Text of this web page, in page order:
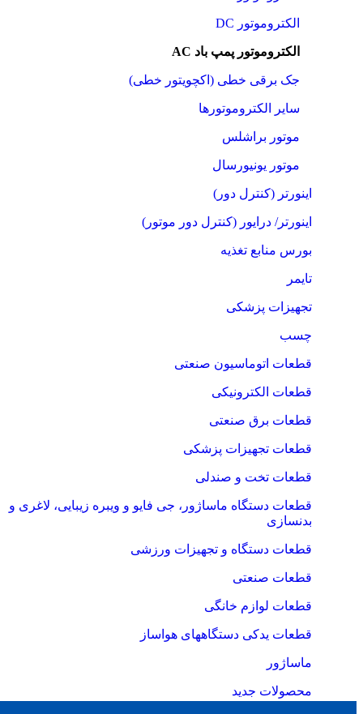
الکتروموتور DC
الکتروموتور پمپ باد AC
جک برقی خطی (اکچویتور خطی)
سایر الکتروموتورها
موتور براشلس
موتور یونیورسال
اینورتر (کنترل دور)
اینورتر/ درایور (کنترل دور موتور)
بورس منابع تغذیه
تایمر
تجهیزات پزشکی
چسب
قطعات اتوماسیون صنعتی
قطعات الکترونیکی
قطعات برق صنعتی
قطعات تجهیزات پزشکی
قطعات تخت و صندلی
قطعات دستگاه ماساژور، جی فایو و ویبره زیبایی، لاغری و
بدنسازی
قطعات دستگاه و تجهیزات ورزشی
قطعات صنعتی
قطعات لوازم خانگی
قطعات یدکی دستگاههای هواساز
ماساژور
محصولات جدید